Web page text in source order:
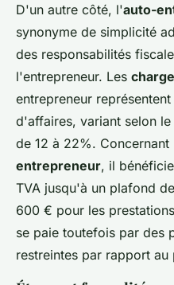
D'un autre côté, l'auto-
synonyme de simplicité
des responsabilités
l'entrepreneur. Les
entrepreneur
d'affaires, variant selon
de 12 à 22%. Concernant
entrepreneur, il
TVA jusqu'à un plafond
600 € pour les
se paie toutefois par des
restreintes par rapport au